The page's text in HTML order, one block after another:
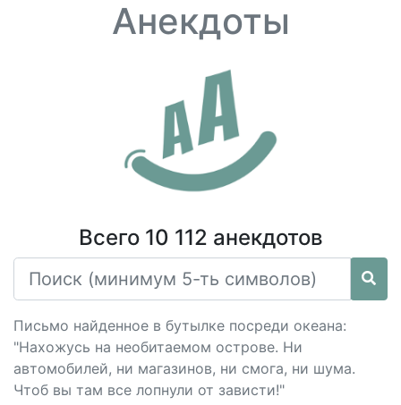
Анекдоты
Всего 10 112 анекдотов
Письмо найденное в бутылке посреди океана:
"Нахожусь на необитаемом острове. Ни
автомобилей, ни магазинов, ни смога, ни шума.
Чтоб вы там все лопнули от зависти!"